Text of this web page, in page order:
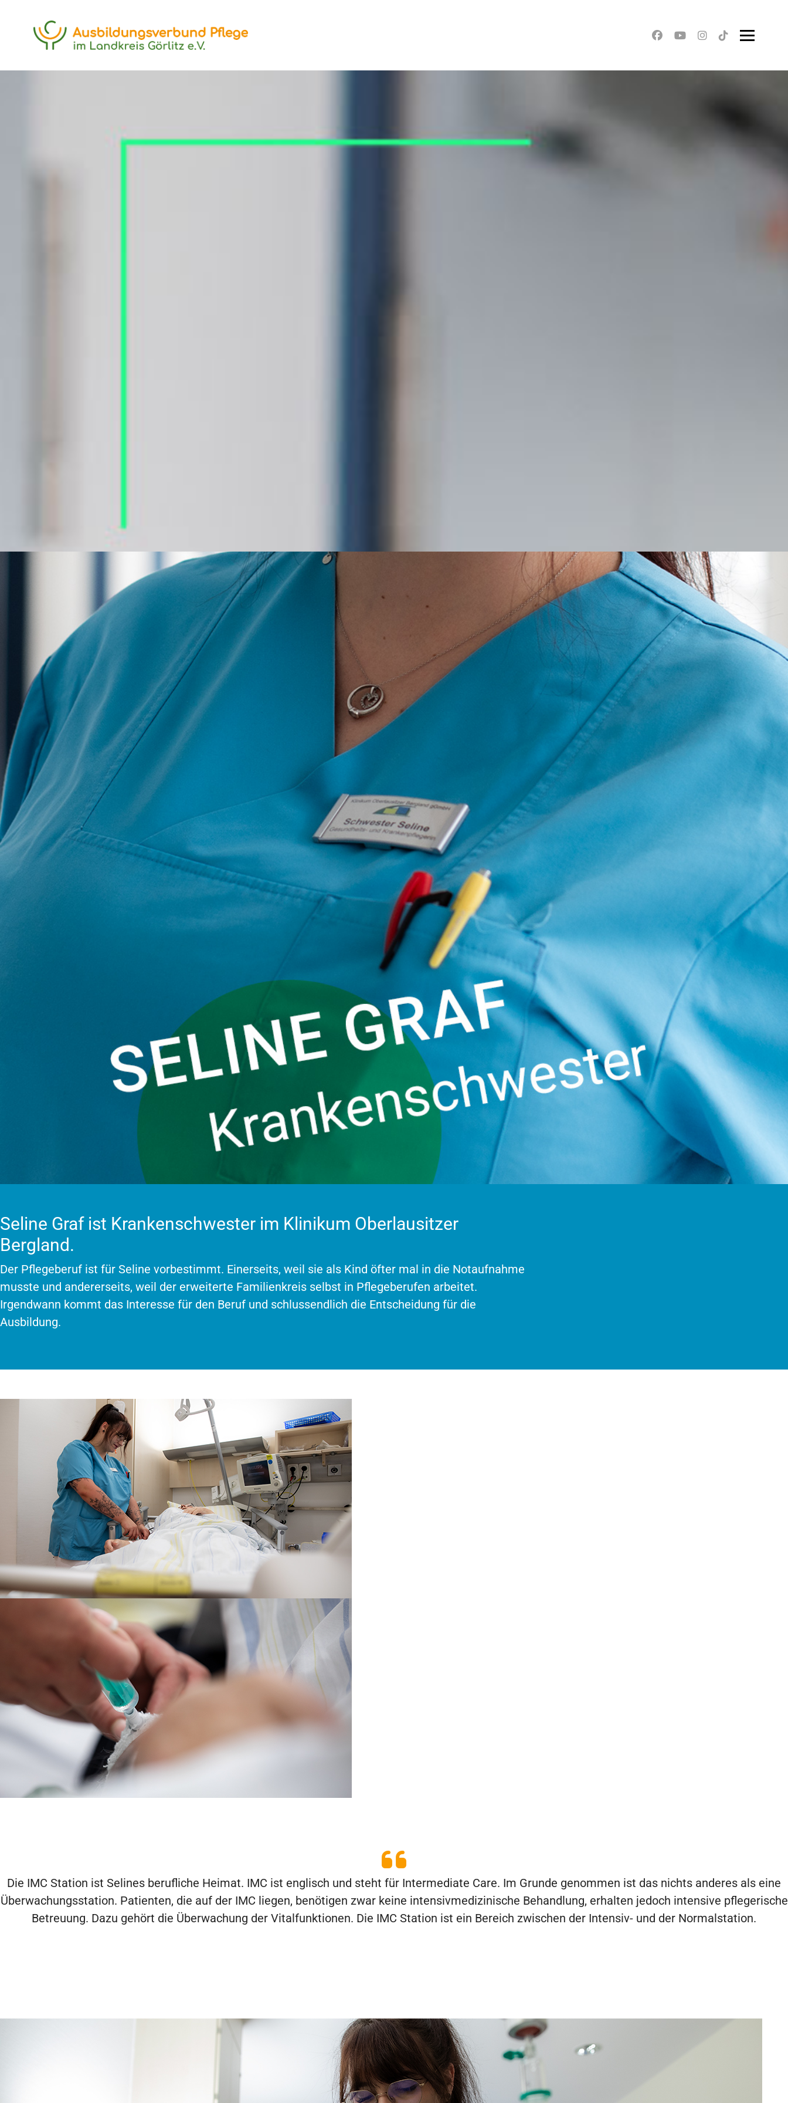
Seline Graf ist Krankenschwester im Klinikum Oberlausitzer
Bergland.
Der Pflegeberuf ist für Seline vorbestimmt. Einerseits, weil sie als Kind öfter mal in die Notaufnahme
musste und andererseits, weil der erweiterte Familienkreis selbst in Pflegeberufen arbeitet.
Irgendwann kommt das Interesse für den Beruf und schlussendlich die Entscheidung für die
Ausbildung.
Die IMC Station ist Selines berufliche Heimat. IMC ist englisch und steht für Intermediate Care. Im Grunde genommen ist das nichts anderes als eine
Überwachungsstation. Patienten, die auf der IMC liegen, benötigen zwar keine intensivmedizinische Behandlung, erhalten jedoch intensive pflegerische
Betreuung. Dazu gehört die Überwachung der Vitalfunktionen. Die IMC Station ist ein Bereich zwischen der Intensiv- und der Normalstation.